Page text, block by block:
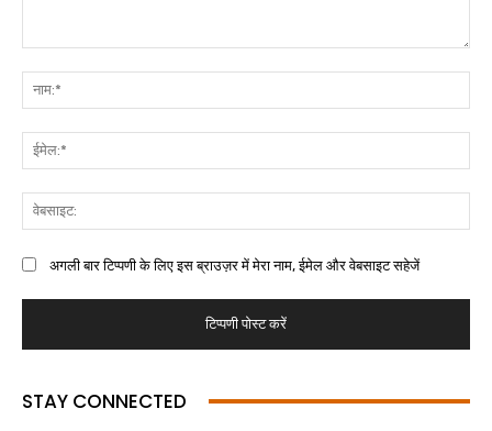
अगली बार टिप्पणी के लिए इस ब्राउज़र में मेरा नाम, ईमेल और वेबसाइट सहेजें
STAY CONNECTED